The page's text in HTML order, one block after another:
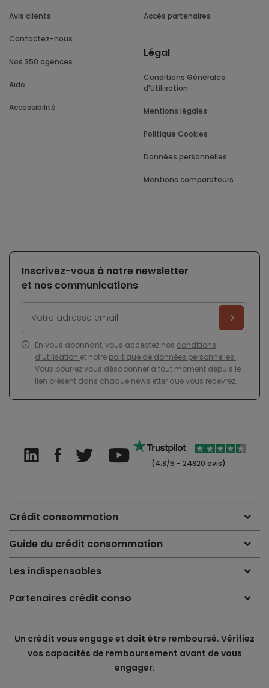
Avis clients
Contactez-nous
Nos 350 agences
Aide
Accessibilité
Accès partenaires
Légal
Conditions Générales
d'Utilisation
Mentions légales
Politique Cookies
Données personnelles
Mentions comparateurs
Inscrivez-vous à notre newsletter
et nos communications
En vous abonnant, vous acceptez nos conditions
d’utilisation et notre politique de données personnelles .
Vous pourrez vous désabonner à tout moment depuis le
lien présent dans chaque newsletter que vous recevrez.
(4.8/5 - 24820 avis)
Crédit consommation
Guide du crédit consommation
Les indispensables
Partenaires crédit conso
Un crédit vous engage et doit être remboursé. Vérifiez
vos capacités de remboursement avant de vous
engager.